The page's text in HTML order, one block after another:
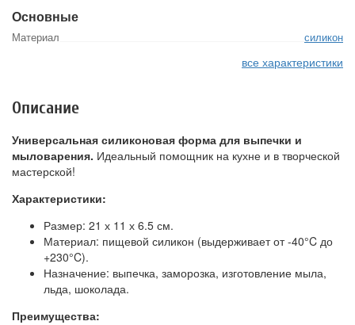
Основные
Материал силикон
все характеристики
Описание
Универсальная силиконовая форма для выпечки и
мыловарения. Идеальный помощник на кухне и в творческой
мастерской!
Характеристики:
Размер: 21 х 11 х 6.5 см.
Материал: пищевой силикон (выдерживает от -40°C до
+230°C).
Назначение: выпечка, заморозка, изготовление мыла,
льда, шоколада.
Преимущества: